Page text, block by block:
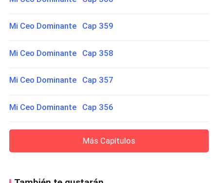
Mi Ceo Dominante Cap 359
Mi Ceo Dominante Cap 358
Mi Ceo Dominante Cap 357
Mi Ceo Dominante Cap 356
Más Capítulos